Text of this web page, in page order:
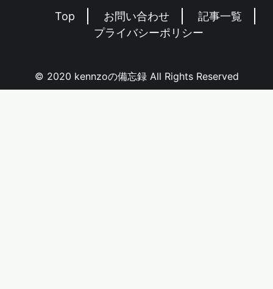
Top お問い合わせ
記事一覧
プライバシーポリシー
© 2020 kennzoの備忘録 All Rights Reserved